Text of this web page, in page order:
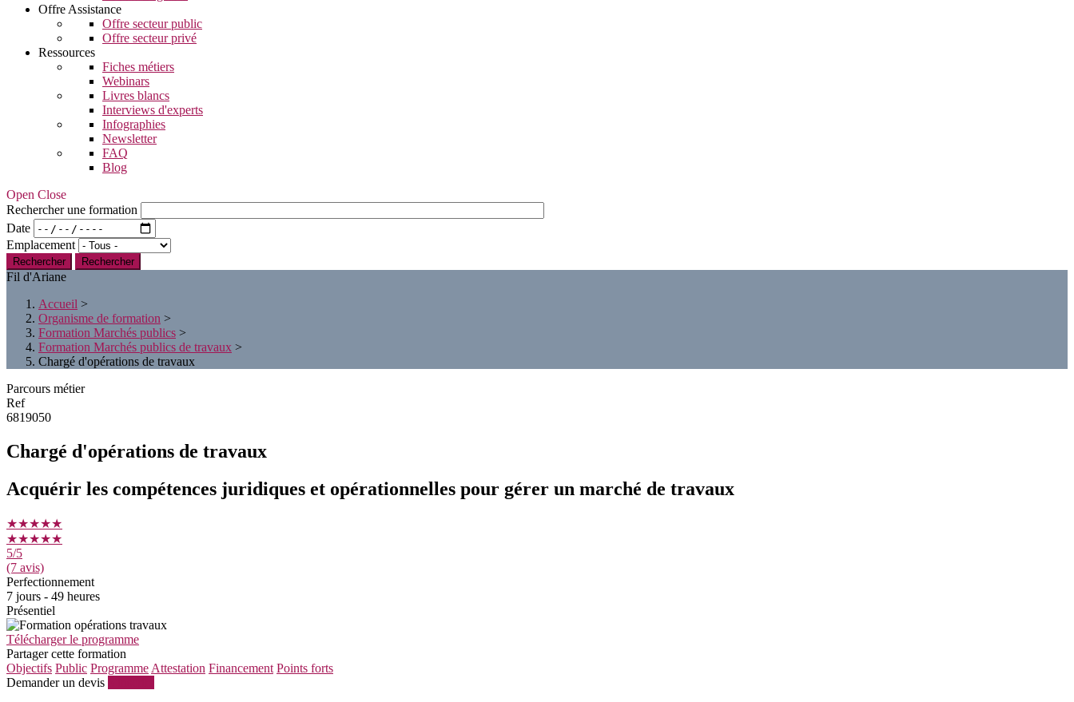
Offre Assistance
Offre secteur public
Offre secteur privé
Ressources
Fiches métiers
Webinars
Livres blancs
Interviews d'experts
Infographies
Newsletter
FAQ
Blog
Open Close
Rechercher une formation
Date
Emplacement
Rechercher
Fil d'Ariane
Accueil >
Organisme de formation >
Formation Marchés publics >
Formation Marchés publics de travaux >
Chargé d'opérations de travaux
Parcours métier
Ref
6819050
Chargé d'opérations de travaux
Acquérir les compétences juridiques et opérationnelles pour gérer un marché de travaux
★★★★★
★★★★★
5/5
(7 avis)
Perfectionnement
7 jours - 49 heures
Présentiel
Télécharger le programme
Partager cette formation
Objectifs Public Programme Attestation Financement Points forts
Demander un devis